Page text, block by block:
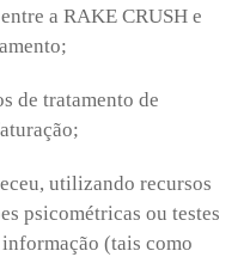
a RAKE CRUSH e
de tratamento de
utilizando recursos
psicométricas ou testes
(tais como